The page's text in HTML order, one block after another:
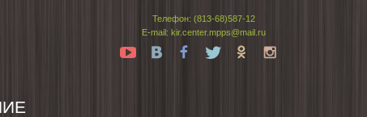
Телефон: (813-68)587-12
E-mail: kir.center.mpps@mail.ru
Yt
Tw